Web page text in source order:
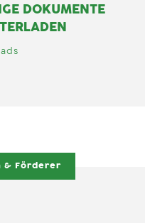
DOKUMENTE
& Förderer